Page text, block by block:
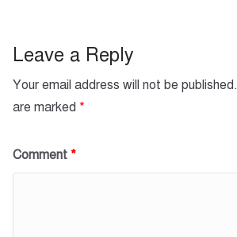
Leave a Reply
Your email address will not be published.
are marked *
Comment *